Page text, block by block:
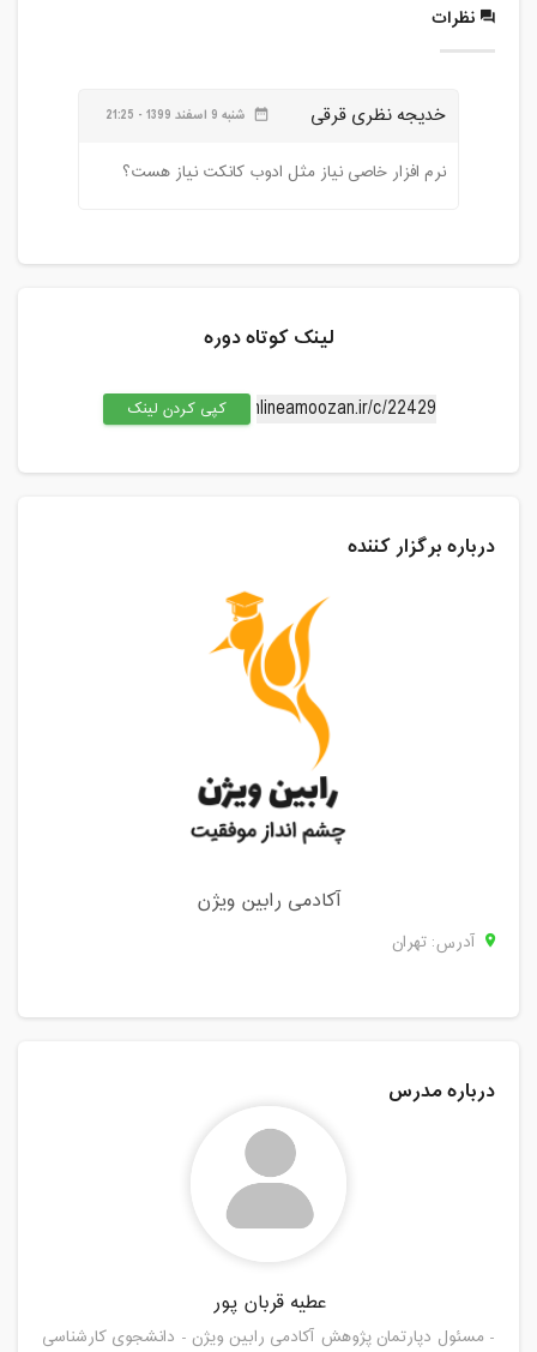
نظرات
خدیجه نظری قرقی date_range شنبه 9 اسفند 1399 - 21:25
نرم افزار خاصی نیاز مثل ادوب کانکت نیاز هست؟
لینک کوتاه دوره
کپی کردن لینک
درباره برگزار کننده
آکادمی رابین ویژن
آدرس: تهران
درباره مدرس
عطیه قربان پور
- مسئول دپارتمان پژوهش آکادمی رابین ویژن - دانشجوی کارشناسی